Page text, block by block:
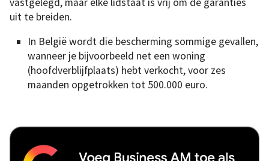
uit te breiden.
In België wordt die bescherming sommige gevallen,
wanneer je bijvoorbeeld net een woning
(hoofdverblijfplaats) hebt verkocht, voor zes
maanden opgetrokken tot 500.000 euro.